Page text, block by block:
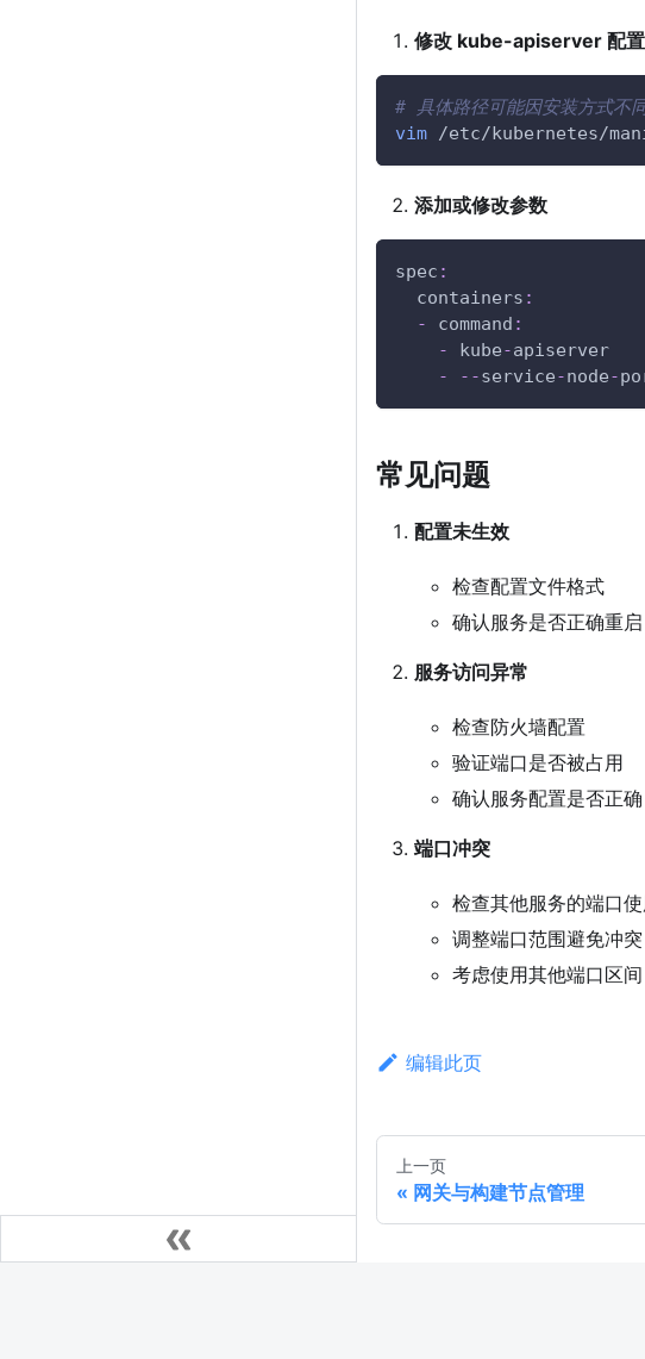
修改 kube-apiserver 配置
# 具体路径可能因安装方式不
vim /etc/kubernetes/
添加或修改参数
spec :
containers :
-
command :
-
kube-apiserver
-
- -service-node-
常见问题
配置未生效
检查配置文件格式
确认服务是否正确重启
服务访问异常
检查防火墙配置
验证端口是否被占用
确认服务配置是否正确
端口冲突
检查其他服务的端口
调整端口范围避免冲突
考虑使用其他端口区间
编辑此页
上一页
网关与构建节点管理